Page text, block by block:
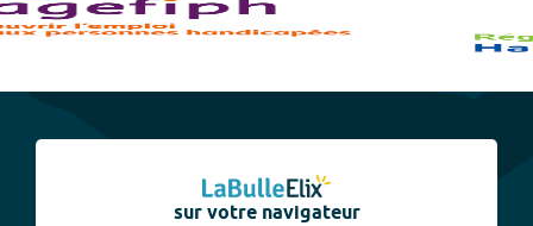
sur votre navigateur